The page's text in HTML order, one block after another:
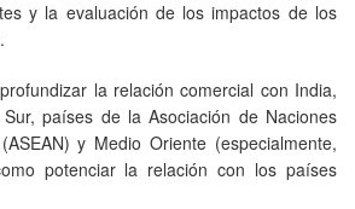
y la evaluación de los impactos de los
la relación comercial con India,
países de la Asociación de Naciones
y Medio Oriente (especialmente,
potenciar la relación con los países